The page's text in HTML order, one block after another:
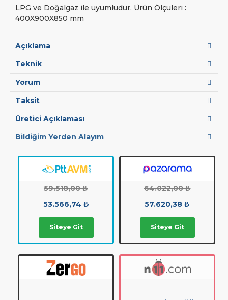
LPG ve Doğalgaz ile uyumludur. Ürün Ölçüleri :
400X900X850 mm
Açıklama
Teknik
Yorum
Taksit
Üretici Açıklaması
Bildiğim Yerden Alayım
59.518,00 ₺
53.566,74 ₺
Siteye Git
64.022,00 ₺
57.620,38 ₺
Siteye Git